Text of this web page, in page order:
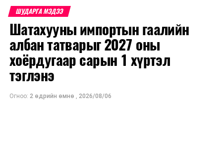
хураалт, хадлантай холбоотой ШТС-уудаар зөөврийн
саваар автобензин авч болно. Улаанбаатар хотод
автомашины тэгш, сондгой дугаараар хэрэглэгчдэд
нэг удаа 50,000 төгрөг хүртэл автобензин олгох
зохицуулалт энэ сарын 15-ны өдрийг хүртэл
үргэлжлэх бөгөөд энэ үед нөөцийг хэвийн болгох,
хэвийн горимоор ажлаа үргэлжүүлнэ гэж найдаж
нийлүүлэлтийг тогтворжуулах хүрээнд бусад эх
ШУДАРГА МЭДЭЭ
Шатахууны импортын гаалийн
албан татварыг 2027 оны
хоёрдугаар сарын 1 хүртэл
тэглэнэ
Огноо: 2 өдрийн өмнө , 2026/08/06